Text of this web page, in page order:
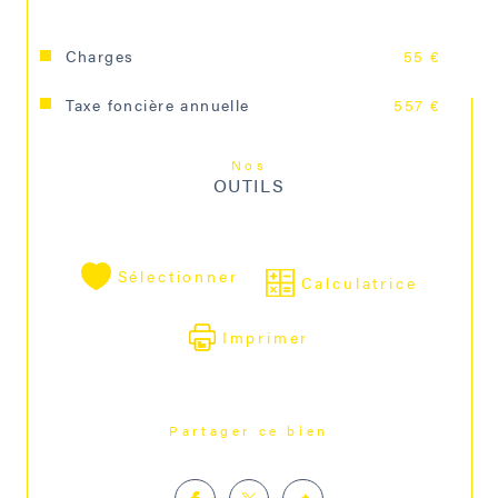
Charges 55 €
Taxe foncière annuelle 557 €
Nos
OUTILS
Sélectionner Calculatrice
Imprimer
Partager ce bien